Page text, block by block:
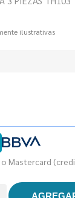
ilustrativas
Mastercard